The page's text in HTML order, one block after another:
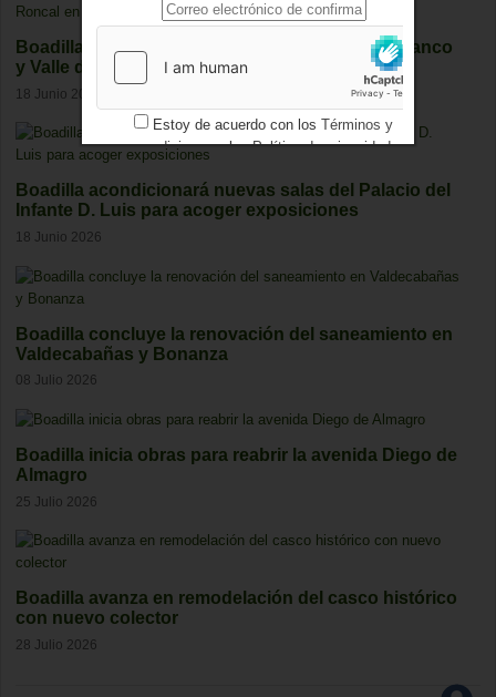
Boadilla licita una senda iluminada entre Vallefranco
y Valle del Roncal en Las Lomas
18 Junio 2026
Boadilla acondicionará nuevas salas del Palacio del
Infante D. Luis para acoger exposiciones
18 Junio 2026
Boadilla concluye la renovación del saneamiento en
Valdecabañas y Bonanza
08 Julio 2026
Boadilla inicia obras para reabrir la avenida Diego de
Almagro
25 Julio 2026
Boadilla avanza en remodelación del casco histórico
con nuevo colector
28 Julio 2026
Estoy de acuerdo con los Términos y
condicionesy losPolítica de privacidad